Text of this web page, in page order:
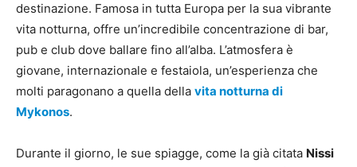
destinazione. Famosa in tutta Europa per la sua vibrante
vita notturna, offre un’incredibile concentrazione di bar,
pub e club dove ballare fino all’alba. L’atmosfera è
giovane, internazionale e festaiola, un’esperienza che
molti paragonano a quella della vita notturna di
Mykonos.
Durante il giorno, le sue spiagge, come la già citata Nissi